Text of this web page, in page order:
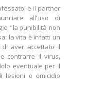
e il partner
all'uso di
"la punibilità non
la vita è infatti un
aver accettato il
contrarre il virus,
eventuale per il
lesioni o omicidio